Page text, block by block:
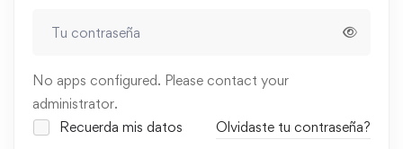
No apps configured. Please contact your
administrator.
Recuerda mis datos
Olvidaste tu contraseña?